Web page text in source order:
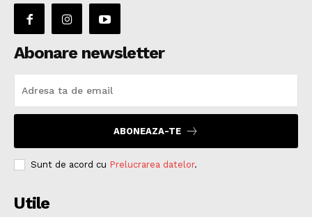
Abonare newsletter
ABONEAZA-TE
Sunt de acord cu Prelucrarea datelor.
Utile